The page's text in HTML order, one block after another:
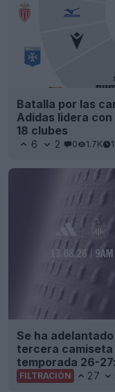
Batalla por las
Adidas lidera
18 clubes
6 2 0 1.7K
Se ha
tercera camiseta
temporada 26-
FILTRACIÓN 27